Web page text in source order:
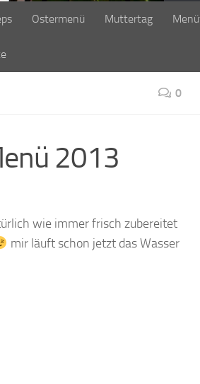
Ostermenü Muttertag
0
2013
wie immer frisch zubereitet
mir läuft schon jetzt das Wasser